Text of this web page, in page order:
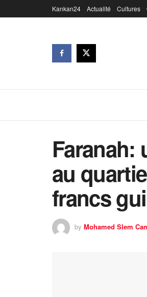
Kankan24 Actualité Cultures
Faranah:
au
francs
by Mohamed Slem